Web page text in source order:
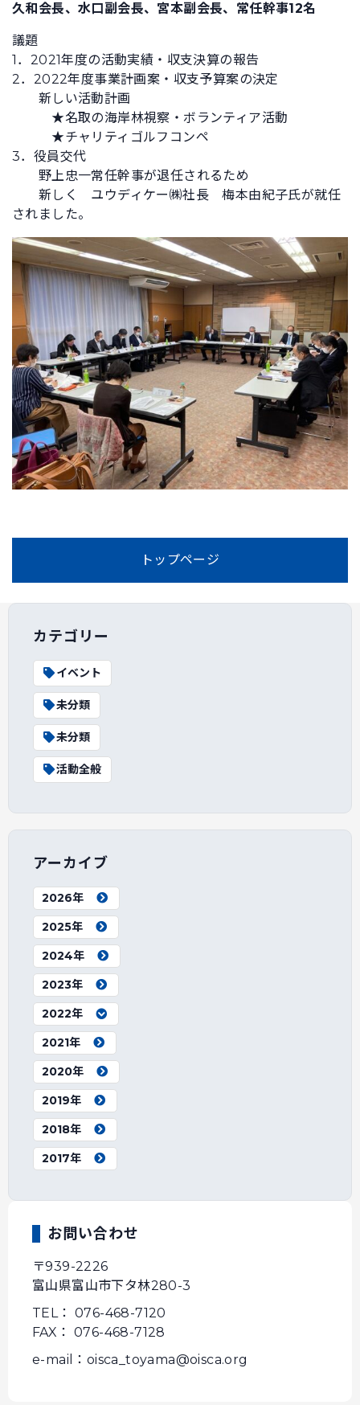
久和会長、水口副会長、宮本副会長、常任幹事12名
議題
1．2021年度の活動実績・収支決算の報告
2．2022年度事業計画案・収支予算案の決定
新しい活動計画
★名取の海岸林視察・ボランティア活動
★チャリティゴルフコンペ
3．役員交代
野上忠一常任幹事が退任されるため
新しく ユウディケー㈱社長 梅本由紀子氏が就任
されました。
トップページ
カテゴリー
イベント
未分類
未分類
活動全般
アーカイブ
2026年
2025年
2024年
2023年
2022年
2021年
2020年
2019年
2018年
2017年
お問い合わせ
〒939-2226
富山県富山市下タ林280-3
TEL： 076-468-7120
FAX： 076-468-7128
e-mail：oisca_toyama@oisca.org